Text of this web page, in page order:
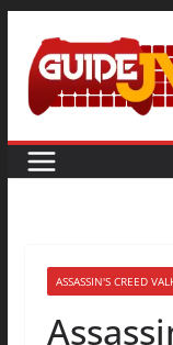
ASSASSIN'S CREED